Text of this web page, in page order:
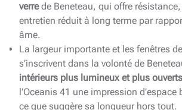
verrede Beneteau, qui offre
entretien réduit à long terme par
âme.
La largeur importante et les fenêtres
s’inscrivent dans la volonté de
intérieurs plus lumineux et plus ouverts
l’Oceanis 41 une impression d’espace
ce que suggère sa longueur hors tout.